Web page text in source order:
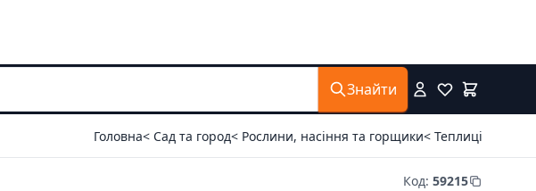
Знайти
Головна< Сад та город< Рослини, насіння та горщики< Теплиці
Код: 59215